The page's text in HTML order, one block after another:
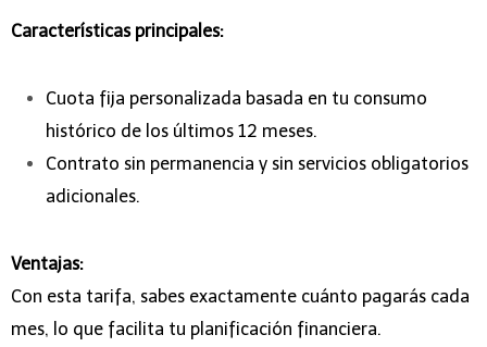
Características principales:
Cuota fija personalizada basada en tu consumo
histórico de los últimos 12 meses.
Contrato sin permanencia y sin servicios obligatorios
adicionales.
Ventajas:
Con esta tarifa, sabes exactamente cuánto pagarás cada
mes, lo que facilita tu planificación financiera.